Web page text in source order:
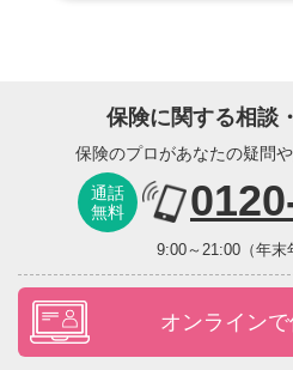
保険に関する相談
保険のプロがあなたの疑問
通話
無料
9:00～21:00（年末
オンライン